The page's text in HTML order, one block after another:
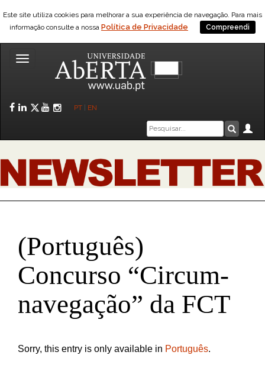
Este site utiliza cookies para melhorar a sua experiência de navegação. Para mais
informação consulte a nossa Política de Privacidade Compreendi
Toggle
Facebook
LinkedIn
Twitter
YouTube
Instagram
PT EN
Caixa
de
(Português)
Concurso “Circum-
navegação” da FCT
Sorry, this entry is only available in Português.